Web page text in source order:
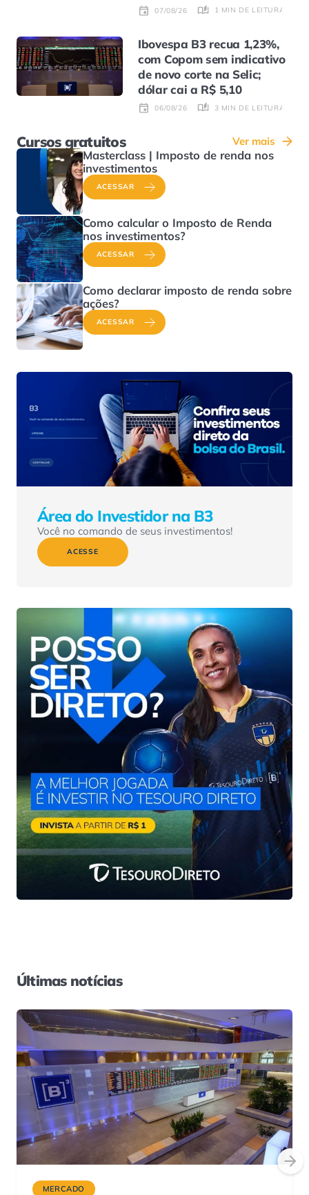
07/08/26 1 MIN DE LEITURA
Ibovespa B3 recua 1,23%,
com Copom sem indicativo
de novo corte na Selic;
dólar cai a R$ 5,10
06/08/26 3 MIN DE LEITURA
Cursos gratuitos Ver mais
Masterclass | Imposto de renda nos
investimentos
ACESSAR
Como calcular o Imposto de Renda
nos investimentos?
ACESSAR
Como declarar imposto de renda sobre
ações?
ACESSAR
Área do Investidor na B3
Você no comando de seus investimentos!
ACESSE
Últimas notícias
MERCADO